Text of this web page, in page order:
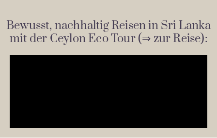
Bewusst, nachhaltig Reisen in Sri Lanka
mit der Ceylon Eco Tour (⇒ zur Reise):